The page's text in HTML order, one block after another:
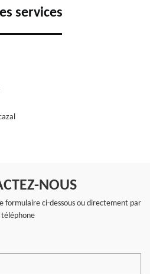
services
NOUS
formulaire ci-dessous ou directement par
téléphone